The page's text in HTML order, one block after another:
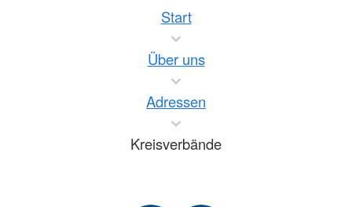
Start
Über uns
Adressen
Kreisverbände